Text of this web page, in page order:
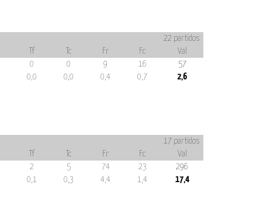
22 partidos
Tf Tc Fr Fc
Val
0 0 9 16
57
0,0 0,0 0,4 0,7
2,6
17 partidos
Tf Tc Fr Fc
Val
2 5 74 23
296
0,1 0,3 4,4 1,4
17,4